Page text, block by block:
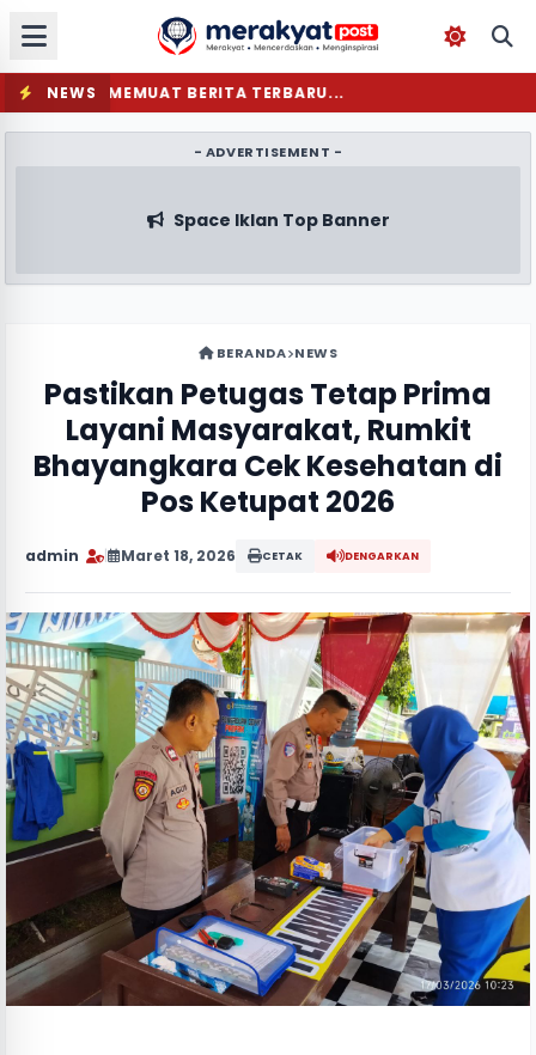
NEWS MEMUAT BERITA TERBARU...
- ADVERTISEMENT -
Space Iklan Top Banner
BERANDA NEWS
Pastikan Petugas Tetap Prima
Layani Masyarakat, Rumkit
Bhayangkara Cek Kesehatan di
Pos Ketupat 2026
admin Maret 18, 2026 CETAK DENGARKAN